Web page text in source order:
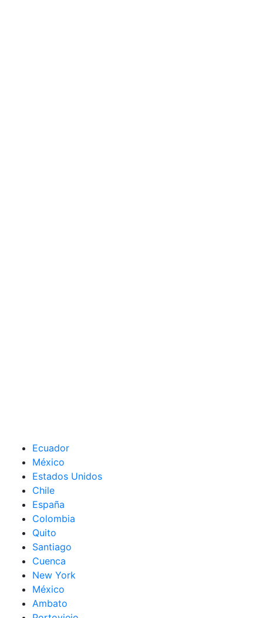
Ecuador
México
Estados Unidos
Chile
España
Colombia
Quito
Santiago
Cuenca
New York
México
Ambato